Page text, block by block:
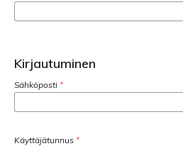
Kirjautuminen
Sähköposti *
Käyttäjätunnus *